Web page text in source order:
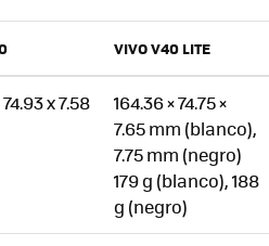
VIVO V40 LITE
74.93 x 7.58
164.36 × 74.75 ×
7.65 mm (blanco),
7.75 mm (negro)
179 g (blanco), 188
g (negro)